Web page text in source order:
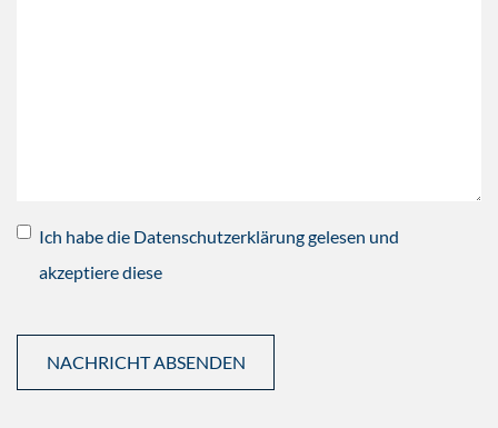
Ich habe die Datenschutzerklärung gelesen und
akzeptiere diese